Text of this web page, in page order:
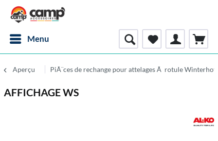
Menu
Aperçu PiÃ¨ces de rechange pour attelages Ã rotule Winterhoff
AFFICHAGE WS